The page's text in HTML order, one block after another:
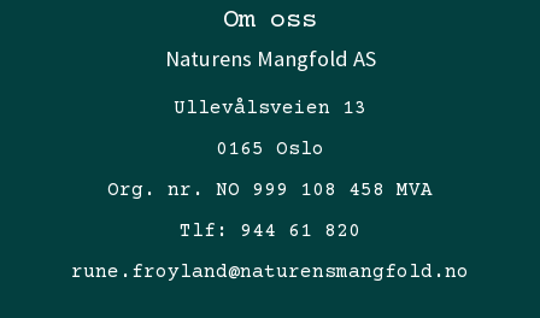
Om oss
Naturens Mangfold AS
Ullevålsveien 13
0165 Oslo
Org. nr. NO 999 108 458 MVA
Tlf: 944 61 820
rune.froyland@naturensmangfold.no